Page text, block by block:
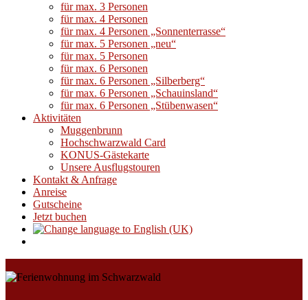
für max. 3 Personen
für max. 4 Personen
für max. 4 Personen „Sonnenterrasse“
für max. 5 Personen „neu“
für max. 5 Personen
für max. 6 Personen
für max. 6 Personen „Silberberg“
für max. 6 Personen „Schauinsland“
für max. 6 Personen „Stübenwasen“
Aktivitäten
Muggenbrunn
Hochschwarzwald Card
KONUS-Gästekarte
Unsere Ausflugstouren
Kontakt & Anfrage
Anreise
Gutscheine
Jetzt buchen